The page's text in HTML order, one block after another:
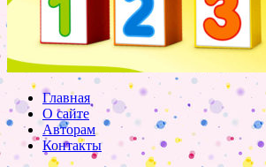
Главная
О сайте
Авторам
Контакты